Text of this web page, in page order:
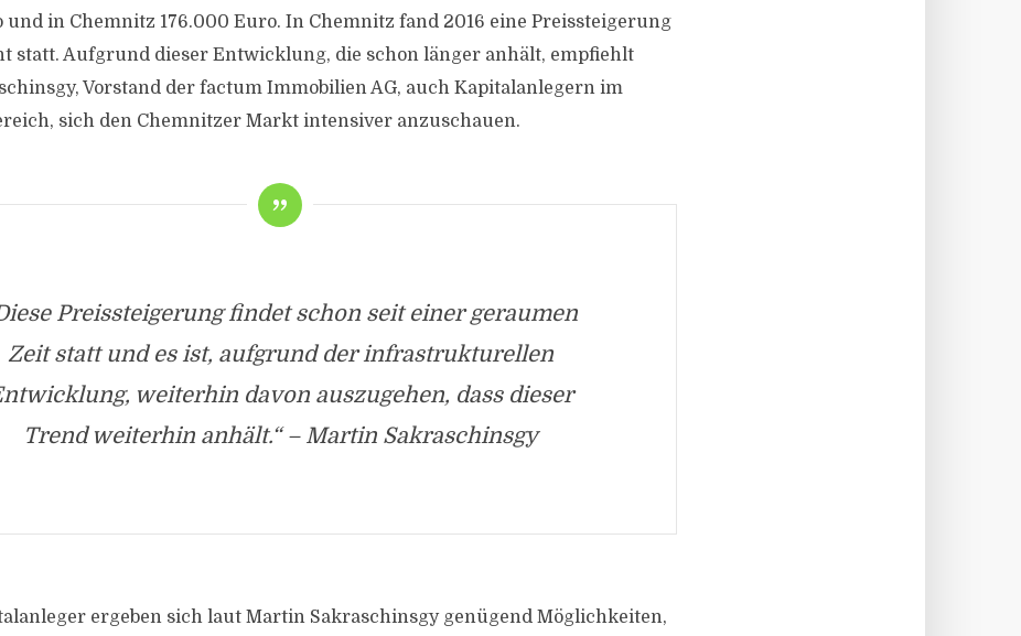
und in Chemnitz 176.000 Euro. In Chemnitz fand 2016 eine Preissteigerung
statt. Aufgrund dieser Entwicklung, die schon länger anhält, empfiehlt
Vorstand der factum Immobilien AG, auch Kapitalanlegern im
sich den Chemnitzer Markt intensiver anzuschauen.
Preissteigerung findet schon seit einer geraumen
Zeit statt und es ist, aufgrund der infrastrukturellen
weiterhin davon auszugehen, dass dieser
Trend weiterhin anhält.“ – Martin Sakraschinsgy
ergeben sich laut Martin Sakraschinsgy genügend Möglichkeiten,